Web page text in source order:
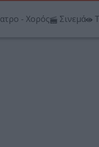
- Χορός Σινεμά